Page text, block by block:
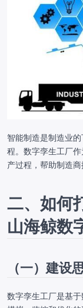
智能制造是制造业
程。数字孪生工厂
产过程，帮助制造
二、如何
山海鲸数
（一）建设
数字孪生工厂是基